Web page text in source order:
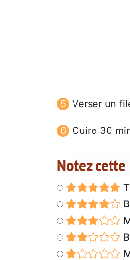
Verser un
Cuire 30
Notez